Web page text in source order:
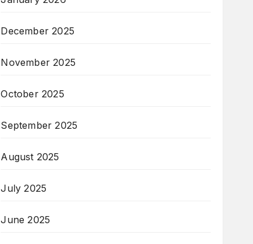
December 2025
November 2025
October 2025
September 2025
August 2025
July 2025
June 2025